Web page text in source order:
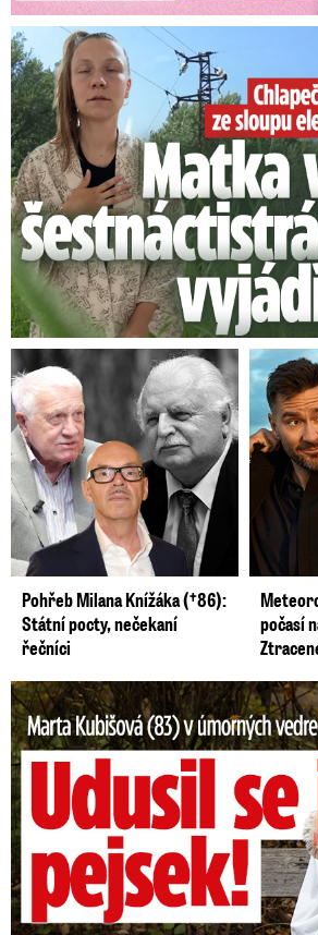
Smrtelný pád chlapce: Matka vydala
Pohřeb Milana Knížáka (†86):
Státní pocty, nečekaní
řečníci
počasí
Marta Kubišová (83) v úmorných